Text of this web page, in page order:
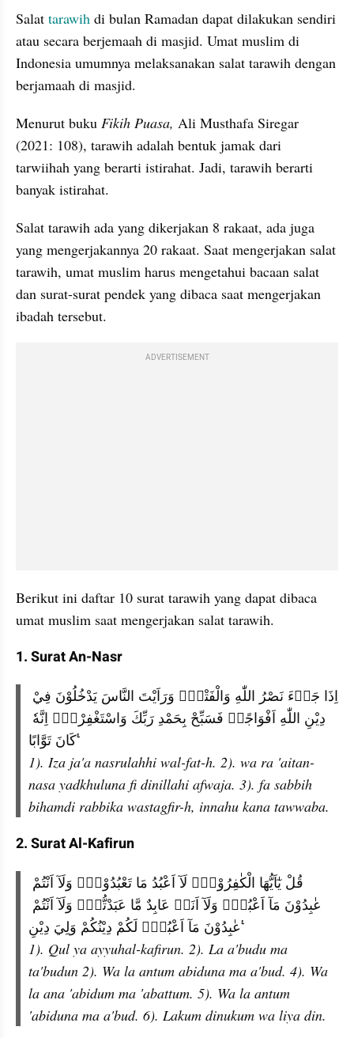
Salat tarawih di bulan Ramadan dapat dilakukan sendiri
atau secara berjemaah di masjid. Umat muslim di
Indonesia umumnya melaksanakan salat tarawih dengan
berjamaah di masjid.
Menurut buku Fikih Puasa, Ali Musthafa Siregar
(2021: 108), tarawih adalah bentuk jamak dari
tarwiihah yang berarti istirahat. Jadi, tarawih berarti
banyak istirahat.
Salat tarawih ada yang dikerjakan 8 rakaat, ada juga
yang mengerjakannya 20 rakaat. Saat mengerjakan salat
tarawih, umat muslim harus mengetahui bacaan salat
dan surat-surat pendek yang dibaca saat mengerjakan
ibadah tersebut.
ADVERTISEMENT
Berikut ini daftar 10 surat tarawih yang dapat dibaca
umat muslim saat mengerjakan salat tarawih.
1. Surat An-Nasr
كَانَ تَوَّابًا ࣖ
1). Iza ja'a nasrulahhi wal-fat-h. 2). wa ra 'aitan-
nasa yadkhuluna fi dinillahi afwaja. 3). fa sabbih
bihamdi rabbika wastagfir-h, innahu kana tawwaba.
2. Surat Al-Kafirun
عٰبِدُوْنَ مَآ اَعْبُدُۗ لَكُمْ دِيْنُكُمْ وَلِيَ دِيْنِ ࣖ
1). Qul ya ayyuhal-kafirun. 2). La a'budu ma
ta'budun 2). Wa la antum abiduna ma a'bud. 4). Wa
la ana 'abidum ma 'abattum. 5). Wa la antum
'abiduna ma a'bud. 6). Lakum dinukum wa liya din.